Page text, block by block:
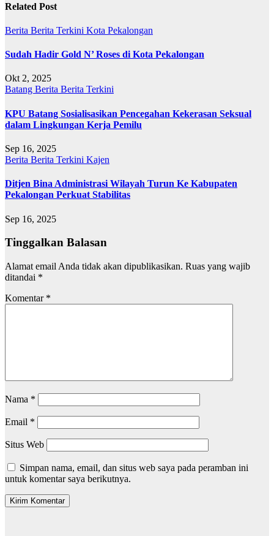
Related Post
Berita Berita Terkini Kota Pekalongan
Sudah Hadir Gold N’ Roses di Kota Pekalongan
Okt 2, 2025
Batang Berita Berita Terkini
KPU Batang Sosialisasikan Pencegahan Kekerasan Seksual
dalam Lingkungan Kerja Pemilu
Sep 16, 2025
Berita Berita Terkini Kajen
Ditjen Bina Administrasi Wilayah Turun Ke Kabupaten
Pekalongan Perkuat Stabilitas
Sep 16, 2025
Tinggalkan Balasan
Alamat email Anda tidak akan dipublikasikan. Ruas yang wajib
ditandai *
Komentar *
Nama *
Email *
Situs Web
Simpan nama, email, dan situs web saya pada peramban ini
untuk komentar saya berikutnya.